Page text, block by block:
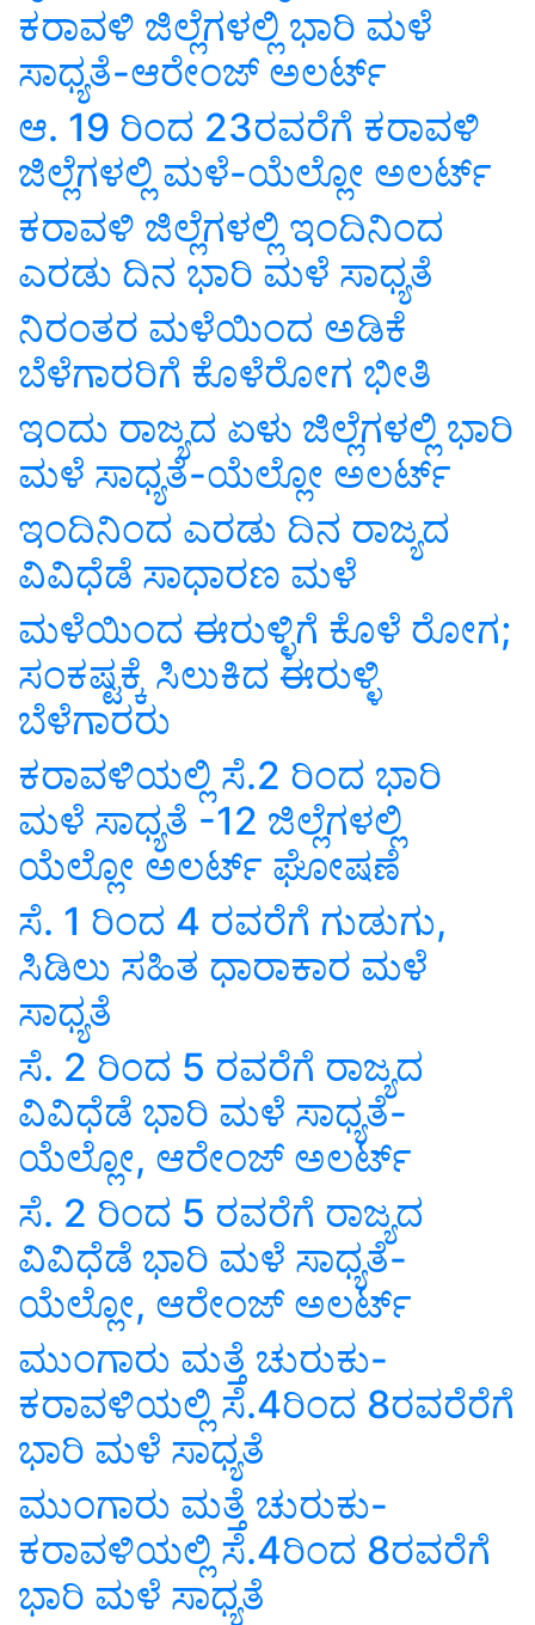
ಕರಾವಳಿ ಜಿಲ್ಲೆಗಳಲ್ಲಿ ಭಾರಿ ಮಳೆ
ಸಾಧ್ಯತೆ-ಆರೇಂಜ್ ಅಲರ್ಟ್
ಆ. 19 ರಿಂದ 23ರವರೆಗೆ ಕರಾವಳಿ
ಜಿಲ್ಲೆಗಳಲ್ಲಿ ಮಳೆ-ಯೆಲ್ಲೋ ಅಲರ್ಟ್
ಕರಾವಳಿ ಜಿಲ್ಲೆಗಳಲ್ಲಿ ಇಂದಿನಿಂದ
ಎರಡು ದಿನ ಭಾರಿ ಮಳೆ ಸಾಧ್ಯತೆ
ನಿರಂತರ ಮಳೆಯಿಂದ ಅಡಿಕೆ
ಬೆಳೆಗಾರರಿಗೆ ಕೊಳೆರೋಗ ಭೀತಿ
ಇಂದು ರಾಜ್ಯದ ಏಳು ಜಿಲ್ಲೆಗಳಲ್ಲಿ ಭಾರಿ
ಮಳೆ ಸಾಧ್ಯತೆ-ಯೆಲ್ಲೋ ಅಲರ್ಟ್
ಇಂದಿನಿಂದ ಎರಡು ದಿನ ರಾಜ್ಯದ
ವಿವಿಧೆಡೆ ಸಾಧಾರಣ ಮಳೆ
ಮಳೆಯಿಂದ ಈರುಳ್ಳಿಗೆ ಕೊಳೆ ರೋಗ;
ಸಂಕಷ್ಟಕ್ಕೆ ಸಿಲುಕಿದ ಈರುಳ್ಳಿ
ಬೆಳೆಗಾರರು
ಕರಾವಳಿಯಲ್ಲಿ ಸೆ.2 ರಿಂದ ಭಾರಿ
ಮಳೆ ಸಾಧ್ಯತೆ -12 ಜಿಲ್ಲೆಗಳಲ್ಲಿ
ಯೆಲ್ಲೋ ಅಲರ್ಟ್ ಘೋ‍‍‍‍ಷಣೆ
ಸೆ. 1 ರಿಂದ 4 ರವರೆಗೆ ಗುಡುಗು,
ಸಿಡಿಲು ಸಹಿತ ಧಾರಾಕಾರ ಮಳೆ
ಸಾಧ್ಯತೆ
ಸೆ. 2 ರಿಂದ 5 ರವರೆಗೆ ರಾಜ್ಯದ
ವಿವಿಧೆಡೆ ಭಾರಿ ಮಳೆ ಸಾಧ್ಯತೆ-
ಯೆಲ್ಲೋ, ಆರೇಂಜ್ ಅಲರ್ಟ್
ಸೆ. 2 ರಿಂದ 5 ರವರೆಗೆ ರಾಜ್ಯದ
ವಿವಿಧೆಡೆ ಭಾರಿ ಮಳೆ ಸಾಧ್ಯತೆ-
ಯೆಲ್ಲೋ, ಆರೇಂಜ್ ಅಲರ್ಟ್
ಮುಂಗಾರು ಮತ್ತೆ ಚುರುಕು-
ಕರಾವಳಿಯಲ್ಲಿ ಸೆ.4ರಿಂದ 8ರವರೆರೆಗೆ
ಭಾರಿ ಮಳೆ ಸಾಧ್ಯತೆ
ಮುಂಗಾರು ಮತ್ತೆ ಚುರುಕು-
ಕರಾವಳಿಯಲ್ಲಿ ಸೆ.4ರಿಂದ 8ರವರೆಗೆ
ಭಾರಿ ಮಳೆ ಸಾಧ್ಯತೆ